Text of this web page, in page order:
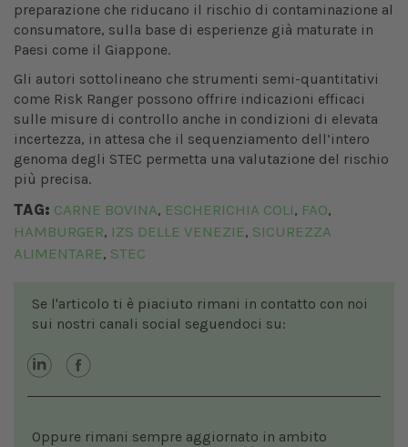
preparazione che riducano il rischio di contaminazione al
consumatore, sulla base di esperienze già maturate in
Paesi come il Giappone.
Gli autori sottolineano che strumenti semi-quantitativi
come Risk Ranger possono offrire indicazioni efficaci
sulle misure di controllo anche in condizioni di elevata
incertezza, in attesa che il sequenziamento dell’intero
genoma degli STEC permetta una valutazione del rischio
più precisa.
TAG: CARNE BOVINA, ESCHERICHIA COLI, FAO,
HAMBURGER, IZS DELLE VENEZIE, SICUREZZA
ALIMENTARE, STEC
Se l'articolo ti è piaciuto rimani in contatto con noi
sui nostri canali social seguendoci su:
Oppure rimani sempre aggiornato in ambito